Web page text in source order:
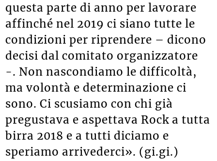
questa parte di anno per lavorare
affinché nel 2019 ci siano tutte le
condizioni per riprendere – dicono
decisi dal comitato organizzatore
-. Non nascondiamo le difficoltà,
ma volontà e determinazione ci
sono. Ci scusiamo con chi già
pregustava e aspettava Rock a tutta
birra 2018 e a tutti diciamo e
speriamo arrivederci». (gi.gi.)